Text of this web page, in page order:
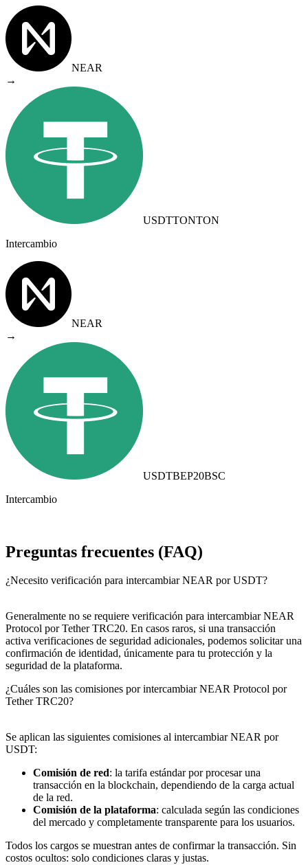
NEAR
→
USDTTONTON
Intercambio
NEAR
→
USDTBEP20BSC
Intercambio
Preguntas frecuentes (FAQ)
¿Necesito verificación para intercambiar NEAR por USDT?
Generalmente no se requiere verificación para intercambiar NEAR
Protocol por Tether TRC20. En casos raros, si una transacción
activa verificaciones de seguridad adicionales, podemos solicitar una
confirmación de identidad, únicamente para tu protección y la
seguridad de la plataforma.
¿Cuáles son las comisiones por intercambiar NEAR Protocol por
Tether TRC20?
Se aplican las siguientes comisiones al intercambiar NEAR por
USDT:
Comisión de red: la tarifa estándar por procesar una
transacción en la blockchain, dependiendo de la carga actual
de la red.
Comisión de la plataforma: calculada según las condiciones
del mercado y completamente transparente para los usuarios.
Todos los cargos se muestran antes de confirmar la transacción. Sin
costos ocultos: solo condiciones claras y justas.